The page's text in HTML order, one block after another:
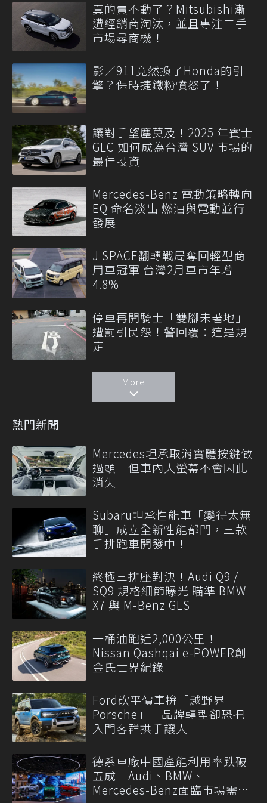
真的賣不動了？Mitsubishi漸
遭經銷商淘汰，並且專注二手
市場尋商機！
影／911竟然換了Honda的引
擎？保時捷鐵粉憤怒了！
讓對手望塵莫及！2025 年賓士
GLC 如何成為台灣 SUV 市場的
最佳投資
Mercedes-Benz 電動策略轉向
EQ 命名淡出 燃油與電動並行
發展
J SPACE翻轉戰局奪回輕型商
用車冠軍 台灣2月車市年增
4.8%
停車再開騎士「雙腳未著地」
遭罰引民怨！警回覆：這是規
定
More
熱門新聞
Mercedes坦承取消實體按鍵做
過頭 但車內大螢幕不會因此
消失
Subaru坦承性能車「變得太無
聊」成立全新性能部門，三款
手排跑車開發中！
終極三排座對決！Audi Q9 /
SQ9 規格細節曝光 瞄準 BMW
X7 與 M-Benz GLS
一桶油跑近2,000公里！
Nissan Qashqai e-POWER創
金氏世界紀錄
Ford砍平價車拚「越野界
Porsche」 品牌轉型卻恐把
入門客群拱手讓人
德系車廠中國產能利用率跌破
五成 Audi、BMW、
Mercedes-Benz面臨市場需求